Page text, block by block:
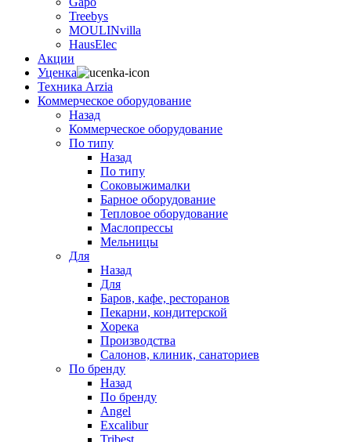
Treebys
MOULINvilla
HausElec
Акции
Уценка
Техника Arzia
Коммерческое оборудование
Назад
Коммерческое оборудование
По типу
Назад
По типу
Соковыжималки
Барное оборудование
Тепловое оборудование
Маслопрессы
Мельницы
Для
Назад
Для
Баров, кафе, ресторанов
Пекарни, кондитерской
Хорека
Производства
Салонов, клиник, санаториев
По бренду
Назад
По бренду
Angel
Excalibur
Tribest